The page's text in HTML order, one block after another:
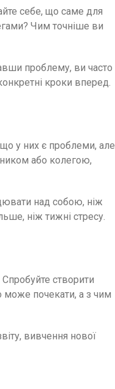
себе, що саме для
Чим точніше ви
проблему, ви часто
кроки вперед.
що у них є проблеми, але
або колегою,
над собою, ніж
ніж тижні стресу.
створити
може почекати, а з чим
вивчення нової